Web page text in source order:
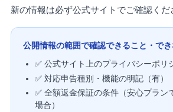
新の情報は必ず公式サイトでご確認くだ
公開情報の範囲で確認できること・でき
✅ 公式サイト上のプライバシーポリ
✅ 対応申告種別・機能の明記（有）
✅ 全額返金保証の条件（安心プラン
場合）